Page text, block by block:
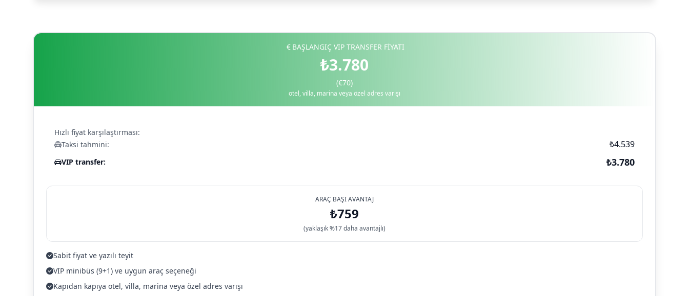
BAŞLANGIÇ VIP TRANSFER FİYATI
₺3.780
(€70)
otel, villa, marina veya özel adres varışı
Hızlı fiyat karşılaştırması:
Taksi tahmini:
₺4.539
VIP transfer: ₺3.780
ARAÇ BAŞI AVANTAJ
₺759
(yaklaşık %17 daha avantajlı)
Sabit fiyat ve yazılı teyit
VIP minibüs (9+1) ve uygun araç seçeneği
Kapıdan kapıya otel, villa, marina veya özel adres varışı